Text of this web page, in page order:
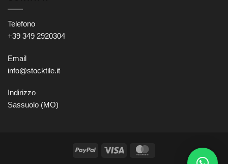
Telefono
+39 349 2920304
Email
info@stocktile.it
Indirizzo
Sassuolo (MO)